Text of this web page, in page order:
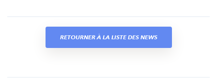
RETOURNER À LA LISTE DES NEWS